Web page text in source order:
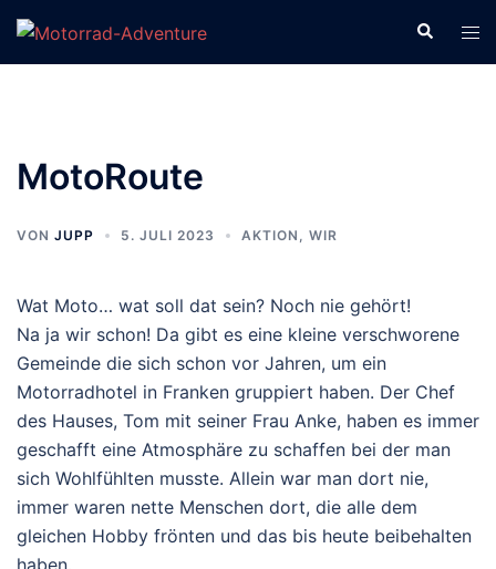
Zum
Inhalt
springen
Suche
MotoRoute
VON JUPP 5. JULI 2023 AKTION WIR
Wat Moto… wat soll dat sein? Noch nie gehört!
Na ja wir schon! Da gibt es eine kleine verschworene
Gemeinde die sich schon vor Jahren, um ein
Motorradhotel in Franken gruppiert haben. Der Chef
des Hauses, Tom mit seiner Frau Anke, haben es immer
geschafft eine Atmosphäre zu schaffen bei der man
sich Wohlfühlten musste. Allein war man dort nie,
immer waren nette Menschen dort, die alle dem
gleichen Hobby frönten und das bis heute beibehalten
haben.